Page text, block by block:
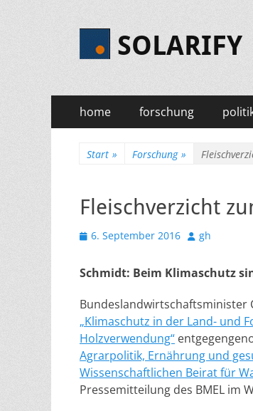
SOLARIFY
Primäres
Menü
Zum
Inhalt
home forschung
Start » Forschung »
Fleischverzicht
Veröffentlicht
6. September 2016 Autor
gh
Schmidt: Beim Klimaschutz
Bundeslandwirtschaftsminister
„Klimaschutz in der Land- und
Holzverwendung“
Agrarpolitik, Ernährung und
Wissenschaftlichen Beirat für
Pressemitteilung des BMEL im